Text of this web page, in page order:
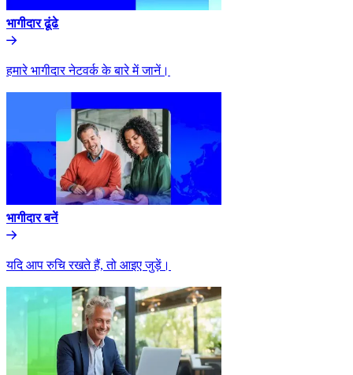
भागीदार ढूंढे​​
हमारे भागीदार नेटवर्क के बारे में जानें।​​
भागीदार बनें​​
यदि आप रुचि रखते हैं, तो आइए जुड़ें।​​